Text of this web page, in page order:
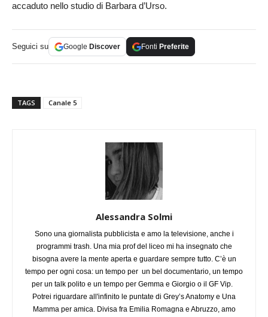
accaduto nello studio di Barbara d’Urso.
Seguici su Google Discover Fonti Preferite
TAGS Canale 5
Alessandra Solmi
Sono una giornalista pubblicista e amo la televisione, anche i
programmi trash. Una mia prof del liceo mi ha insegnato che
bisogna avere la mente aperta e guardare sempre tutto. C’è un
tempo per ogni cosa: un tempo per un bel documentario, un tempo
per un talk polito e un tempo per Gemma e Giorgio o il GF Vip.
Potrei riguardare all'infinito le puntate di Grey’s Anatomy e Una
Mamma per amica. Divisa fra Emilia Romagna e Abruzzo, amo